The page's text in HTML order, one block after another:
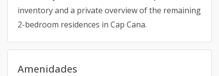
inventory and a private overview of the remaining
2-bedroom residences in Cap Cana.
Amenidades